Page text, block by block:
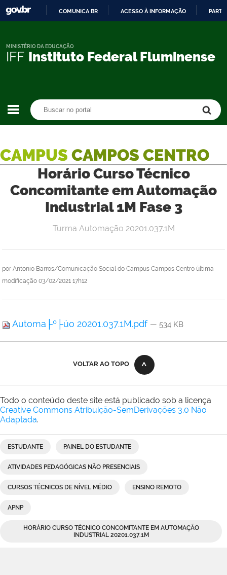
CONTEÚDO
COMUNICA BR ACESSO À INFORMAÇÃO
IFF Instituto Federal Fluminense
MINISTÉRIO DA EDUCAÇÃO
CAMPUS CAMPOS CENTRO
Horário Curso Técnico
Concomitante em Automação
Industrial 1M Fase 3
por Antonio Barros/Comunicação Social do Campus Campos Centro última
modificação 03/02/2021 17h12
Turma Automação 20201.037.1M
Automa├º├úo 20201.037.1M.pdf — 534 KB
VOLTAR AO TOPO
Todo o conteúdo deste site está publicado sob a licença
Creative Commons Atribuição-SemDerivações 3.0 Não
Adaptada.
ESTUDANTE PAINEL DO ESTUDANTE
ATIVIDADES PEDAGÓGICAS NÃO PRESENCIAIS
CURSOS TÉCNICOS DE NÍVEL MÉDIO ENSINO REMOTO
APNP
HORÁRIO CURSO TÉCNICO CONCOMITANTE EM AUTOMAÇÃO
INDUSTRIAL 20201.037.1M